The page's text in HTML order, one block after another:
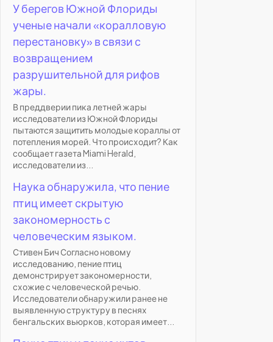
У берегов Южной Флориды
ученые начали «коралловую
перестановку» в связи с
возвращением
разрушительной для рифов
жары.
В преддверии пика летней жары
исследователи из Южной Флориды
пытаются защитить молодые кораллы от
потепления морей. Что происходит? Как
сообщает газета Miami Herald,
исследователи из...
Наука обнаружила, что пение
птиц имеет скрытую
закономерность с
человеческим языком.
Стивен Бич Согласно новому
исследованию, пение птиц
демонстрирует закономерности,
схожие с человеческой речью.
Исследователи обнаружили ранее не
выявленную структуру в песнях
бенгальских вьюрков, которая имеет...